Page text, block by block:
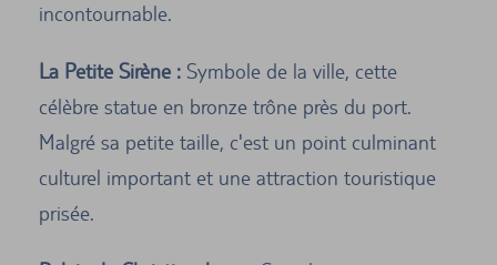
incontournable.
La Petite Sirène : Symbole de la ville, cette
célèbre statue en bronze trône près du port.
Malgré sa petite taille, c'est un point culminant
culturel important et une attraction touristique
prisée.